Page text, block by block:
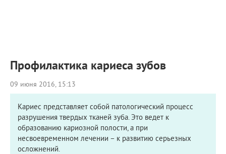
Профилактика кариеса зубов
09 июня 2016, 15:13
Кариес представляет собой патологический процесс
разрушения твердых тканей зуба. Это ведет к
образованию кариозной полости, а при
несвоевременном лечении – к развитию серьезных
осложнений.